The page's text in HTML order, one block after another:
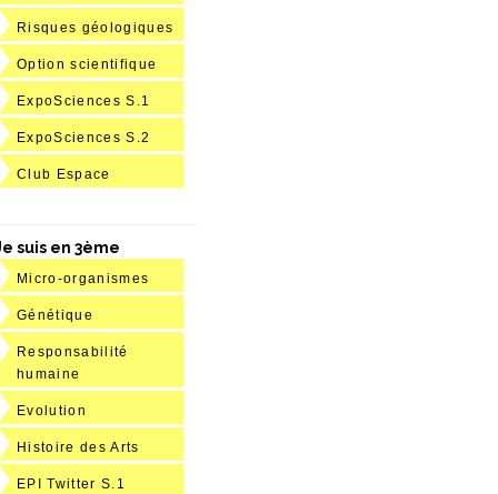
Risques géologiques
Option scientifique
ExpoSciences S.1
ExpoSciences S.2
Club Espace
suis en 3ème
Micro-organismes
Génétique
Responsabilité
humaine
Evolution
Histoire des Arts
EPI Twitter S.1